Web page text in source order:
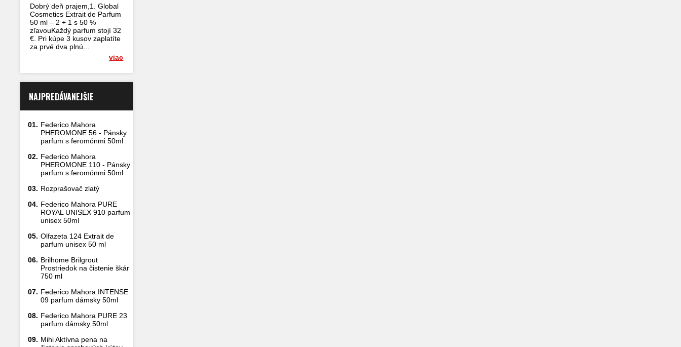
Dobrý deň prajem,1. Global
Cosmetics Extrait de Parfum
50 ml – 2 + 1 s 50 %
zľavouKaždý parfum stojí 32
€. Pri kúpe 3 kusov zaplatíte
za prvé dva plnú...
viac
NAJPREDÁVANEJŠIE
01. Federico Mahora
PHEROMONE 56 - Pánsky
parfum s feromónmi 50ml
02. Federico Mahora
PHEROMONE 110 - Pánsky
parfum s feromónmi 50ml
03. Rozprašovač zlatý
04. Federico Mahora PURE
ROYAL UNISEX 910 parfum
unisex 50ml
05. Olfazeta 124 Extrait de
parfum unisex 50 ml
06. Brilhome Brilgrout
Prostriedok na čistenie škár
750 ml
07. Federico Mahora INTENSE
09 parfum dámsky 50ml
08. Federico Mahora PURE 23
parfum dámsky 50ml
09. Mihi Aktívna pena na